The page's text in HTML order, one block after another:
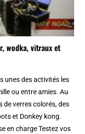
wodka, vitraux et
unes des activités les
ou entre amies. Au
de verres colorés, des
et Donkey kong.
en charge Testez vos